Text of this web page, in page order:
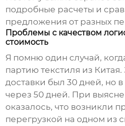
подробные расчеты и
предложения от разных
Проблемы с качеством
стоимость
Я помню один случай,
партию текстиля из
доставки был 30 дней, но
через 50 дней. При
оказалось, что возникли
перегрузкой на одном из